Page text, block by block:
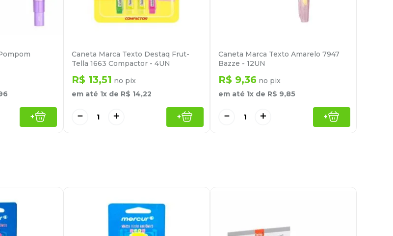
+
Caneta Marca Texto Destaq Frut-
Tella 1663 Compactor - 4UN
R$ 13,51 no pix
em até 1x de R$ 14,22
＋
－ +
Caneta Marca Texto Amarelo 7947
Bazze - 12UN
R$ 9,36 no pix
em até 1x de R$ 9,85
＋
－ +